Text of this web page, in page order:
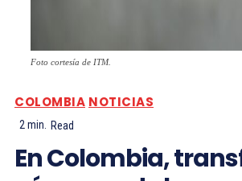
Foto cortesía de ITM.
COLOMBIA NOTICIAS
2min. Read
En Colombia,